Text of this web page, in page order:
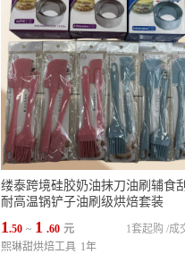
缕泰跨境硅胶奶油抹刀油刷辅食
耐高温锅铲子油刷级烘焙套装
1.50 ~ 1 .60 元 成
1套起购 /
熙琳甜烘焙工具 1年